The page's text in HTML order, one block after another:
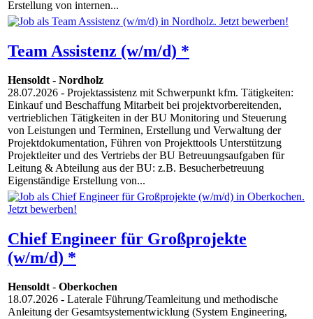
Erstellung von internen...
Team Assistenz (w/m/d) *
Hensoldt- Nordholz
28.07.2026 - Projektassistenz mit Schwerpunkt kfm. Tätigkeiten:
Einkauf und Beschaffung Mitarbeit bei projektvorbereitenden,
vertrieblichen Tätigkeiten in der BU Monitoring und Steuerung
von Leistungen und Terminen, Erstellung und Verwaltung der
Projektdokumentation, Führen von Projekttools Unterstützung
Projektleiter und des Vertriebs der BU Betreuungsaufgaben für
Leitung & Abteilung aus der BU: z.B. Besucherbetreuung
Eigenständige Erstellung von...
Chief Engineer für Großprojekte
(w/m/d) *
Hensoldt- Oberkochen
18.07.2026 - Laterale Führung/Teamleitung und methodische
Anleitung der Gesamtsystementwicklung (System Engineering,